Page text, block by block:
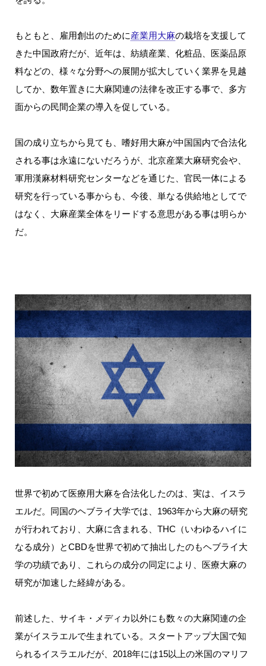
もともと、雇用創出のために産業用大麻の栽培を支援して
きた中国政府だが、近年は、紡績産業、化粧品、医薬品原
料などの、様々な分野への展開が拡大していく業界を見越
してか、数年置きに大麻関連の法律を改正する事で、多方
面からの民間企業の導入を促している。
国の成り立ちから見ても、嗜好用大麻が中国国内で合法化
される事は永遠にないだろうが、北京産業大麻研究会や、
軍用漢麻材料研究センターなどを通じた、官民一体による
研究を行っている事からも、今後、単なる供給地としてで
はなく、大麻産業全体をリードする意思がある事は明らか
だ。
世界で初めて医療用大麻を合法化したのは、実は、イスラ
エルだ。同国のヘブライ大学では、1963年から大麻の研究
が行われており、大麻に含まれる、THC（いわゆるハイに
なる成分）とCBDを世界で初めて抽出したのもヘブライ大
学の功績であり、これらの成分の同定により、医療大麻の
研究が加速した経緯がある。
前述した、サイキ・メディカ以外にも数々の大麻関連の企
業がイスラエルで生まれている。スタートアップ大国で知
られるイスラエルだが、2018年には15以上の米国のマリフ